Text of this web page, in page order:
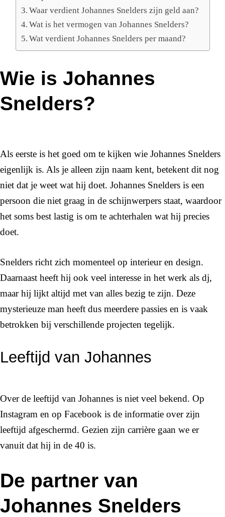
Waar verdient Johannes Snelders zijn geld aan?
Wat is het vermogen van Johannes Snelders?
Wat verdient Johannes Snelders per maand?
Wie is Johannes
Snelders?
Als eerste is het goed om te kijken wie Johannes Snelders
eigenlijk is. Als je alleen zijn naam kent, betekent dit nog
niet dat je weet wat hij doet. Johannes Snelders is een
persoon die niet graag in de schijnwerpers staat, waardoor
het soms best lastig is om te achterhalen wat hij precies
doet.
Snelders richt zich momenteel op interieur en design.
Daarnaast heeft hij ook veel interesse in het werk als dj,
maar hij lijkt altijd met van alles bezig te zijn. Deze
mysterieuze man heeft dus meerdere passies en is vaak
betrokken bij verschillende projecten tegelijk.
Leeftijd van Johannes
Over de leeftijd van Johannes is niet veel bekend. Op
Instagram en op Facebook is de informatie over zijn
leeftijd afgeschermd. Gezien zijn carrière gaan we er
vanuit dat hij in de 40 is.
De partner van
Johannes Snelders